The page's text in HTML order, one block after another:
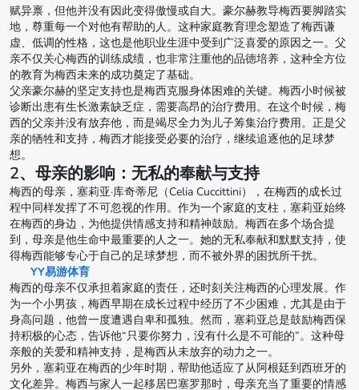
赋异禀，但他并没有因此变得傲慢或自大。豪尔赫教导梅西要脚踏实
地，尊重每一个对他有帮助的人。这种家庭教育理念塑造了梅西谦
虚、低调的性格，这也是他职业生涯中受到广泛喜爱的原因之一。父
亲不仅关心梅西的训练成绩，也非常注重他的品德培养，这种全方位
的教育为梅西未来的成功奠定了基础。
父亲豪尔赫的坚定支持也是梅西克服身体困难的关键。梅西小时候被
诊断出患有生长激素缺乏症，需要高昂的治疗费用。在这个时候，梅
西的父亲并没有放弃他，而是竭尽全力为儿子筹集治疗费用。正是父
亲的牺牲和支持，梅西才能接受必要的治疗，继续追逐他的足球梦
想。
2、母亲的影响：无私的奉献与支持
梅西的母亲，塞莉亚·库奇蒂尼（Celia Cuccittini），在梅西的成长过
程中同样发挥了不可忽视的作用。作为一个家庭的支柱，塞莉亚始终
在梅西的身边，为他提供情感支持和精神鼓励。梅西在多个场合提
到，母亲是他生命中最重要的人之一。她的无私奉献和默默支持，使
得梅西能够专心于自己的足球梦想，而不被外界的困扰所干扰。
YY易游体育
梅西的母亲不仅承担着家庭的责任，还时刻关注梅西的心理发展。作
为一个小男孩，梅西早期在成长过程中经历了不少困难，尤其是由于
身高问题，他曾一度遭遇自卑和孤独。然而，塞莉亚总是鼓励梅西保
持积极的心态，告诉他“只要你努力，没有什么是不可能的”。这种母
亲般的关爱和精神支持，是梅西从未放弃的动力之一。
另外，塞莉亚在梅西的少年时期，帮助他适应了从阿根廷到西班牙的
文化差异。梅西与家人一起移居巴塞罗那时，母亲充当了重要的情感